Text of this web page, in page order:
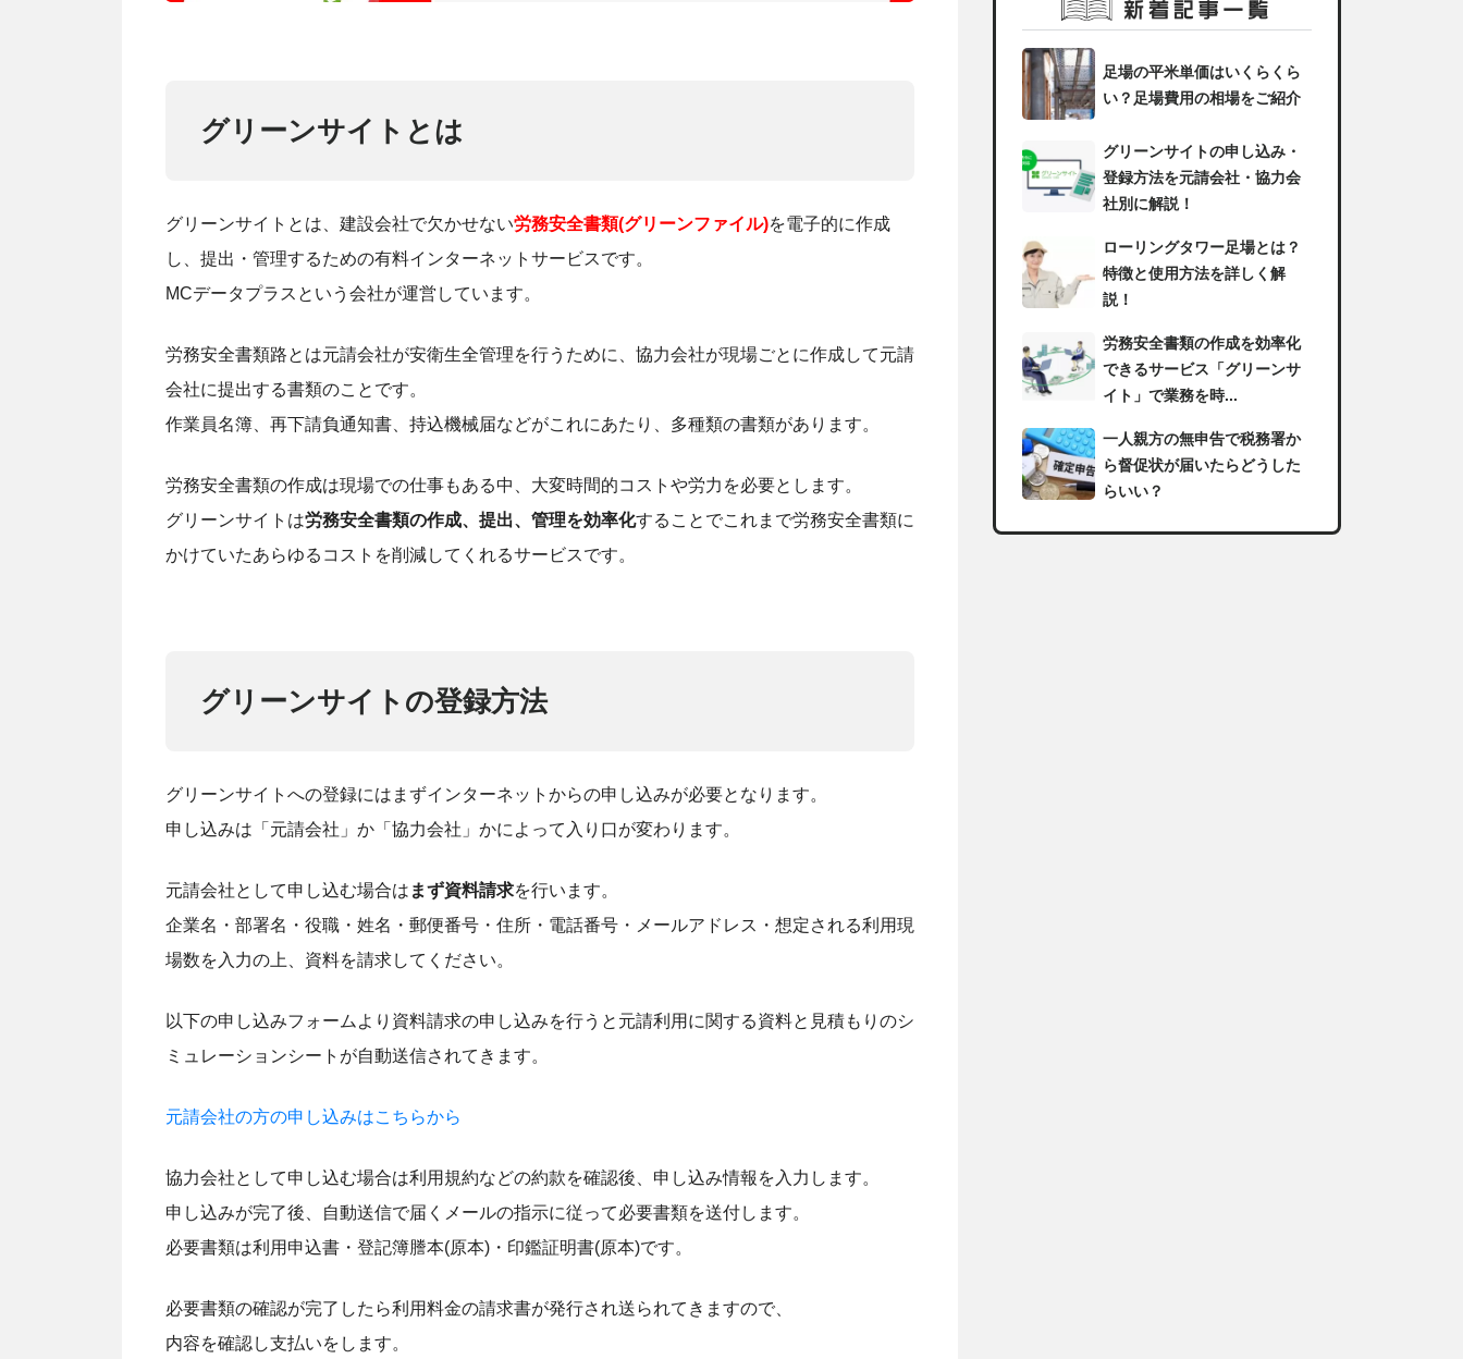
グリーンサイトとは
グリーンサイトとは、建設会社で欠かせない労務安全書類(グリーンファイル)を電子的に作成
し、提出・管理するための有料インターネットサービスです。
MCデータプラスという会社が運営しています。
労務安全書類路とは元請会社が安衛生全管理を行うために、協力会社が現場ごとに作成して元請
会社に提出する書類のことです。
作業員名簿、再下請負通知書、持込機械届などがこれにあたり、多種類の書類があります。
労務安全書類の作成は現場での仕事もある中、大変時間的コストや労力を必要とします。
グリーンサイトは労務安全書類の作成、提出、管理を効率化することでこれまで労務安全書類に
かけていたあらゆるコストを削減してくれるサービスです。
グリーンサイトの登録方法
グリーンサイトへの登録にはまずインターネットからの申し込みが必要となります。
申し込みは「元請会社」か「協力会社」かによって入り口が変わります。
元請会社として申し込む場合は まず資料請求を行います。
企業名・部署名・役職・姓名・郵便番号・住所・電話番号・メールアドレス・想定される利用現
場数を入力の上、資料を請求してください。
以下の申し込みフォームより資料請求の申し込みを行うと元請利用に関する資料と見積もりのシ
ミュレーションシートが自動送信されてきます。
元請会社の方の申し込みはこちらから
協力会社として申し込む場合は利用規約などの約款を確認後、申し込み情報を入力します。
申し込みが完了後、自動送信で届くメールの指示に従って必要書類を送付します。
必要書類は利用申込書・登記簿謄本(原本)・印鑑証明書(原本)です。
必要書類の確認が完了したら利用料金の請求書が発行され送られてきますので、
内容を確認し支払いをします。
足場の平米単価はいくらくら
い？足場費用の相場をご紹介
グリーンサイトの申し込み・
登録方法を元請会社・協力会
社別に解説！
ローリングタワー足場とは？
特徴と使用方法を詳しく解
説！
労務安全書類の作成を効率化
できるサービス「グリーンサ
イト」で業務を時...
一人親方の無申告で税務署か
ら督促状が届いたらどうした
らいい？
足場の組み立てに資格は必